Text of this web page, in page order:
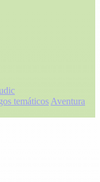
temáticos Aventura